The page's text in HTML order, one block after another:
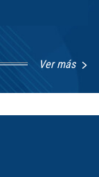
Ver más